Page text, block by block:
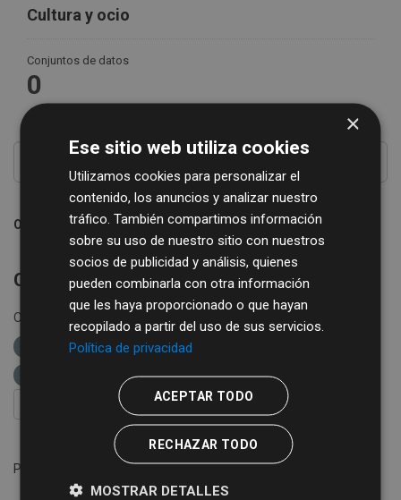
Cultura y ocio
Conjuntos de datos
0
Ordenar por
Conjuntos de datos no encontrados
Organizaciones: diputacion-de-salamanca
Grupos:
cultura-y-turismo
etiquetas:
FILTRAR RESULTADOS
Por favor intente otra búsqueda.
×
Ese sitio web utiliza cookies
Utilizamos cookies para personalizar el
contenido, los anuncios y analizar nuestro
tráfico. También compartimos información
sobre su uso de nuestro sitio con nuestros
socios de publicidad y análisis, quienes
pueden combinarla con otra información
que les haya proporcionado o que hayan
recopilado a partir del uso de sus servicios.
Política de privacidad
ACEPTAR TODO
RECHAZAR TODO
MOSTRAR DETALLES